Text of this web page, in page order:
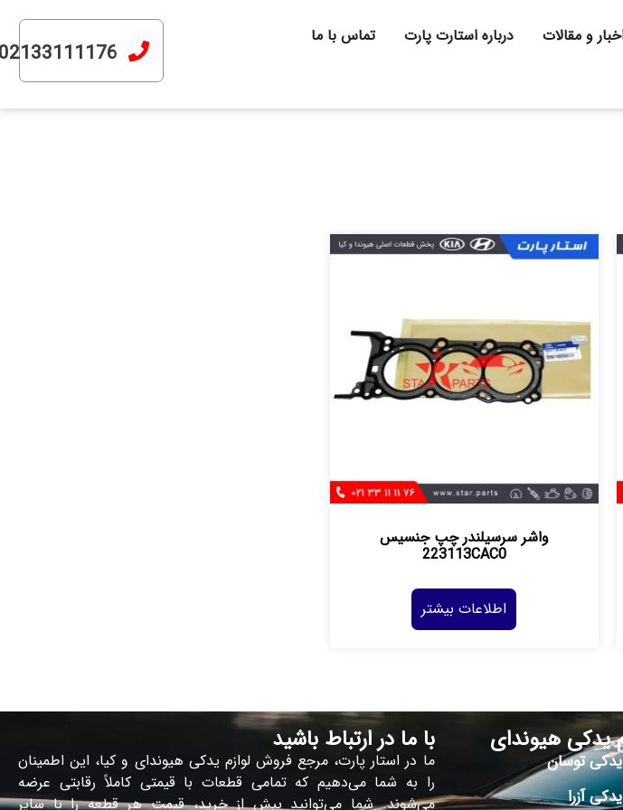
و مقالات درباره استارت پارت
تماس با ما
واشر سرسيلندر چپ جنسيس
223113CAC0
اطلاعات بیشتر
یدکی هیوندای
یدکی توسان
آزرا
با ما در ارتباط باشید
ما در استار پارت، مرجع فروش لوازم یدکی هیوندای و کیا، این اطمینان
را به شما می‌دهیم که تمامی قطعات با قیمتی کاملاً رقابتی عرضه
می‌شوند. شما می‌توانید پیش از خرید، قیمت هر قطعه را با سایر